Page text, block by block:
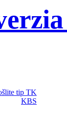
tip TK
KBS